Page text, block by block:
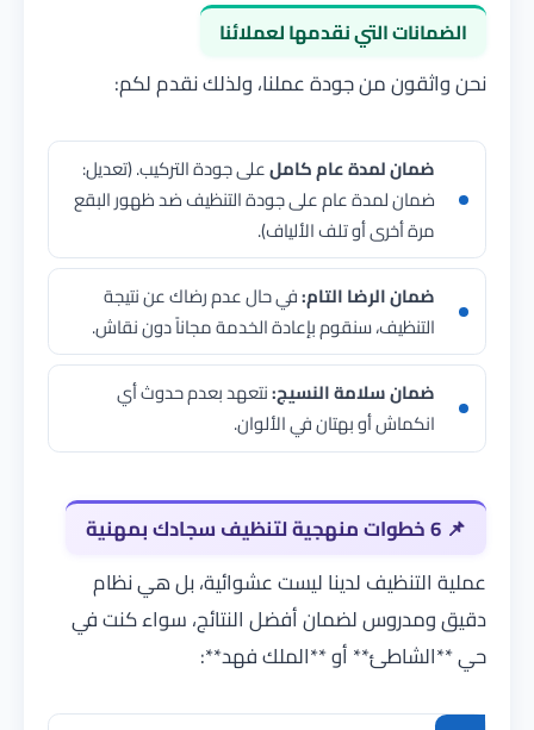
الضمانات التي نقدمها لعملائنا
نحن واثقون من جودة عملنا، ولذلك نقدم لكم:
ضمان لمدة عام كاملعلى جودة التركيب. (تعديل:
ضمان لمدة عام على جودة التنظيف ضد ظهور البقع
مرة أخرى أو تلف الألياف).
ضمان الرضا التام:في حال عدم رضاك عن نتيجة
التنظيف، سنقوم بإعادة الخدمة مجاناً دون نقاش.
ضمان سلامة النسيج:نتعهد بعدم حدوث أي
انكماش أو بهتان في الألوان.
📌
عملية التنظيف لدينا ليست عشوائية، بل هي نظام
دقيق ومدروس لضمان أفضل النتائج، سواء كنت في
حي **الشاطئ** أو **الملك فهد**: